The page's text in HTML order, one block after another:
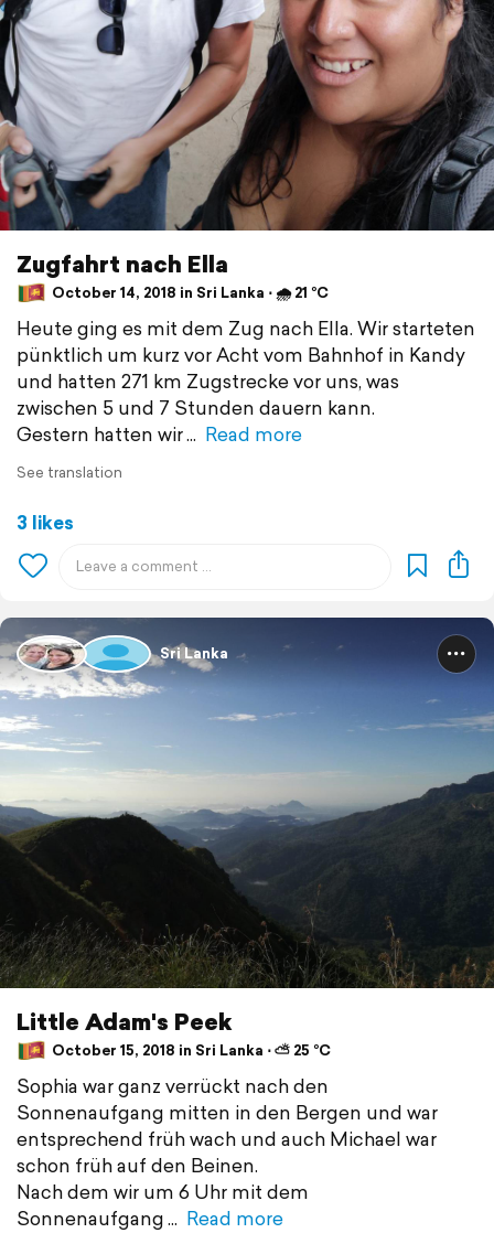
Zugfahrt nach Ella
October 14, 2018 in Sri Lanka ⋅ 🌧 21 °C
Heute ging es mit dem Zug nach Ella. Wir starteten
pünktlich um kurz vor Acht vom Bahnhof in Kandy
und hatten 271 km Zugstrecke vor uns, was
zwischen 5 und 7 Stunden dauern kann.
Gestern hatten wir
Read more
See translation
3 likes
Sri Lanka
Little Adam's Peek
October 15, 2018 in Sri Lanka ⋅ ⛅ 25 °C
Sophia war ganz verrückt nach den
Sonnenaufgang mitten in den Bergen und war
entsprechend früh wach und auch Michael war
schon früh auf den Beinen.
Nach dem wir um 6 Uhr mit dem
Sonnenaufgang
Read more